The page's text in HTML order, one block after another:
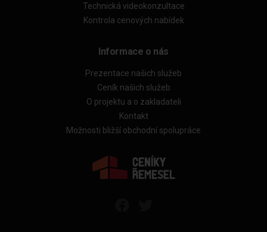
Technická videokonzultace
Kontrola cenových nabídek
Informace o nás
Prezentace našich služeb
Ceník našich služeb
O projektu a o zakladateli
Kontakt
Možnosti bližší obchodní spolupráce